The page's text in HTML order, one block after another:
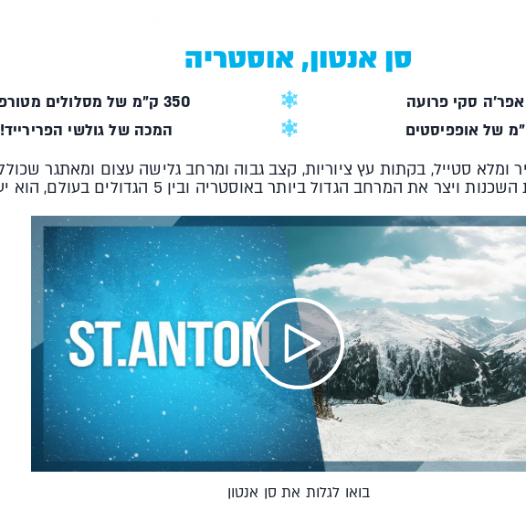
סן אנטון, אוסטריה
סקי פרועה
350 ק"מ של מסלולים מטורפים
המכה של גולשי הפרירייד!
הגדול ביותר באוסטריה ובין 5 הגדולים בעולם, הוא יעד חובה לכל גולש סקי!
בואו לגלות את סן אנטון